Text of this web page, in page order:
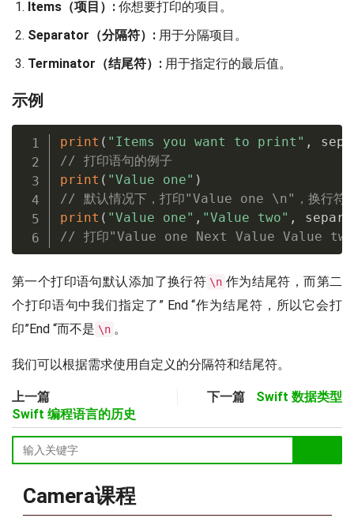
Items（项目）: 你想要打印的项目。
Separator（分隔符）: 用于分隔项目。
Terminator（结尾符）: 用于指定行的最后值。
示例
print ( "Items you want to print" ,
// 打印语句的例子
print ( "Value one" )
// 默认情况下，打印"Value one \n"，换行符作
print ( "Value one" , "Value two" ,
// 打印"Value one Next Value Value
第一个打印语句默认添加了换行符 \n 作为结尾符，而第二
个打印语句中我们指定了” End “作为结尾符，所以它会打
印”End “而不是 \n 。
我们可以根据需求使用自定义的分隔符和结尾符。
上一篇
Swift 编程语言的历史
下一篇 Swift 数据类型
Camera课程